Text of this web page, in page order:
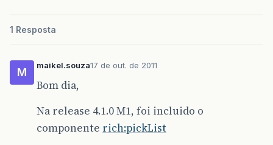
1 Resposta
M
maikel.souza17 de out. de 2011
Bom dia,
Na release 4.1.0 M1, foi incluido o
componente rich:pickList